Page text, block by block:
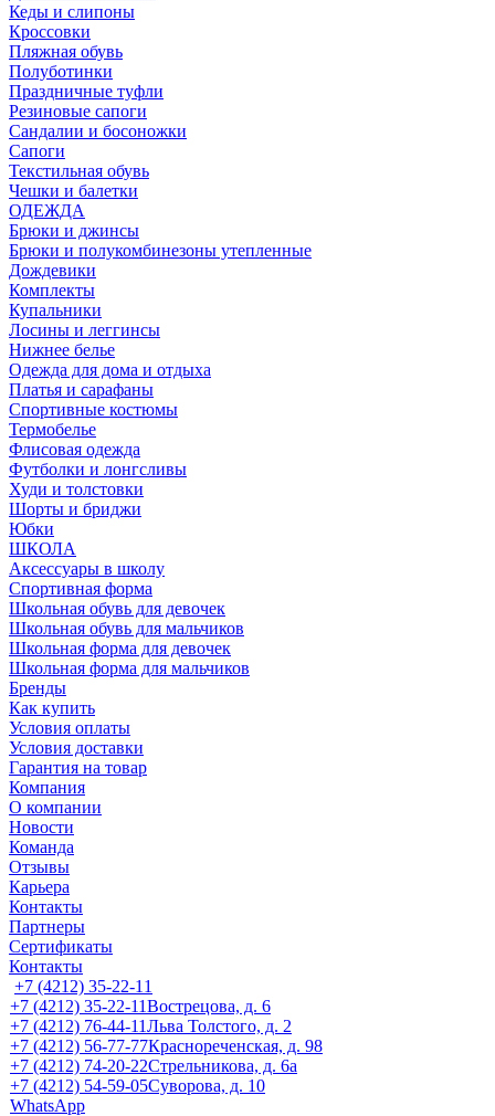
Кеды и слипоны
Кроссовки
Пляжная обувь
Полуботинки
Праздничные туфли
Резиновые сапоги
Сандалии и босоножки
Сапоги
Текстильная обувь
Чешки и балетки
ОДЕЖДА
Брюки и джинсы
Брюки и полукомбинезоны утепленные
Дождевики
Комплекты
Купальники
Лосины и леггинсы
Нижнее белье
Одежда для дома и отдыха
Платья и сарафаны
Спортивные костюмы
Термобелье
Флисовая одежда
Футболки и лонгсливы
Худи и толстовки
Шорты и бриджи
Юбки
ШКОЛА
Аксессуары в школу
Спортивная форма
Школьная обувь для девочек
Школьная обувь для мальчиков
Школьная форма для девочек
Школьная форма для мальчиков
Бренды
Как купить
Условия оплаты
Условия доставки
Гарантия на товар
Компания
О компании
Новости
Команда
Отзывы
Карьера
Контакты
Партнеры
Сертификаты
Контакты
+7 (4212) 35-22-11
+7 (4212) 35-22-11Вострецова, д. 6
+7 (4212) 76-44-11Льва Толстого, д. 2
+7 (4212) 56-77-77Краснореченская, д. 98
+7 (4212) 74-20-22Стрельникова, д. 6а
+7 (4212) 54-59-05Суворова, д. 10
WhatsApp